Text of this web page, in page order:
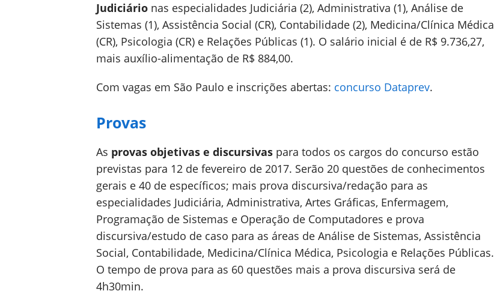
Judiciário nas especialidades Judiciária (2), Administrativa (1), Análise de
Sistemas (1), Assistência Social (CR), Contabilidade (2), Medicina/Clínica Médica
(CR), Psicologia (CR) e Relações Públicas (1). O salário inicial é de R$ 9.736,27,
mais auxílio-alimentação de R$ 884,00.
Com vagas em São Paulo e inscrições abertas: concurso Dataprev.
Provas
As provas objetivas e discursivas para todos os cargos do concurso estão
previstas para 12 de fevereiro de 2017. Serão 20 questões de conhecimentos
gerais e 40 de específicos; mais prova discursiva/redação para as
especialidades Judiciária, Administrativa, Artes Gráficas, Enfermagem,
Programação de Sistemas e Operação de Computadores e prova
discursiva/estudo de caso para as áreas de Análise de Sistemas, Assistência
Social, Contabilidade, Medicina/Clínica Médica, Psicologia e Relações Públicas.
O tempo de prova para as 60 questões mais a prova discursiva será de
4h30min.